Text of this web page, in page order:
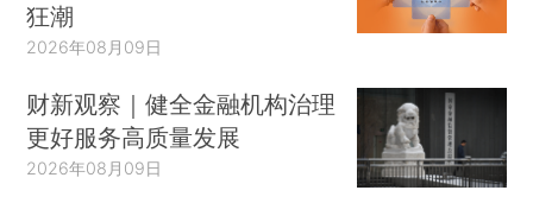
狂潮
2026年08月09日
财新观察｜健全金融机构治理
更好服务高质量发展
2026年08月09日